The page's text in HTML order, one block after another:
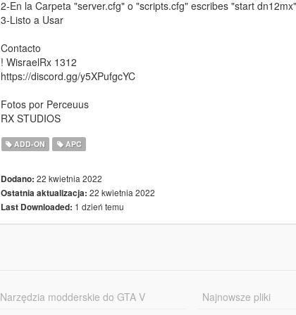
2-En la Carpeta "server.cfg" o "scripts.cfg" escribes "start dn12mx"
3-Listo a Usar
Contacto
! WisraelRx 1312
https://discord.gg/y5XPufgcYC
Fotos por Perceuus
RX STUDIOS
ADD-ON APC
Dodano: 22 kwietnia 2022
Ostatnia aktualizacja: 22 kwietnia 2022
Last Downloaded: 1 dzień temu
Narzędzia modderskie do GTA V
Najnowsze pliki